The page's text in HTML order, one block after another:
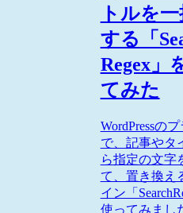
トルを
する「
Regex」
てみた
WordPressの
で、記事やタ
ら指定の文字
て、置き換え
イン「
使ってみまし